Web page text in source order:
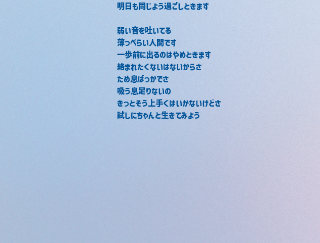
明日も同じよう過ごしときます
弱い音を吐いてる
薄っぺらい人間です
一歩前に出るのはやめときます
絡まれたくないはないからさ
ため息ばっかでさ
吸う息足りないの
きっとそう上手くはいかないけどさ
試しにちゃんと生きてみよう